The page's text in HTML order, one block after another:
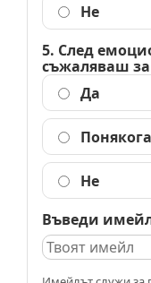
Не
5. След
съжаляваш
Да
Понякога
Не
Въведи